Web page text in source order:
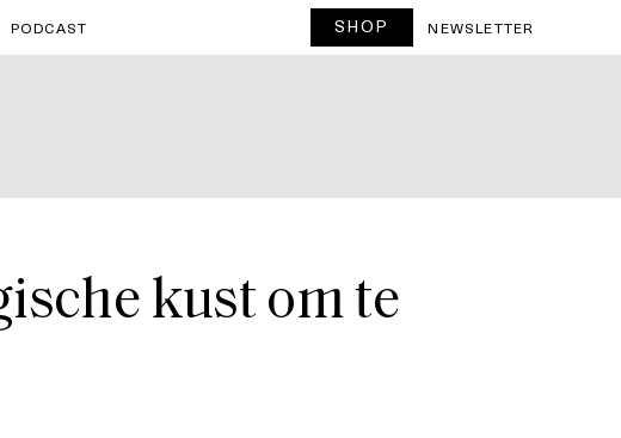
PODCAST SHOP NEWSLETTER
kust om te